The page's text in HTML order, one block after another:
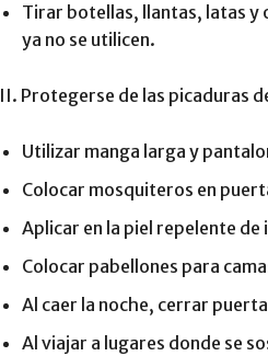
Tirar botellas, llantas, latas y
ya no se utilicen.
II. Protegerse de las picaduras
Utilizar manga larga y
Colocar mosquiteros en
Aplicar en la piel repelente de
Colocar pabellones para
Al caer la noche, cerrar
Al viajar a lugares donde se